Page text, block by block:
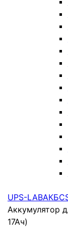
UPS-LABАКБ
Аккумулятор
17Ач)